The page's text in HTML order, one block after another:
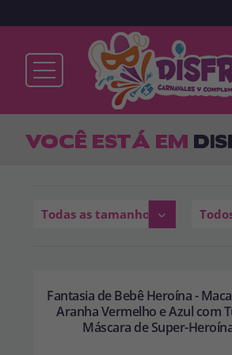
Já sou cliente
ENTRAR
VOCÊ ESTÁ EM
Todas as tamanhos
Fantasia de Bebê Heroína -
Aranha Vermelho e Azul com
Máscara de Super-